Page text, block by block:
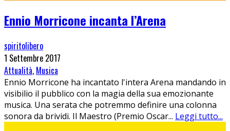
Ennio Morricone incanta l’Arena
spiritolibero
1 Settembre 2017
Attualità, Musica
Ennio Morricone ha incantato l'intera Arena mandando in
visibilio il pubblico con la magia della sua emozionante
musica. Una serata che potremmo definire una colonna
sonora da brividi. Il Maestro (Premio Oscar... Leggi tutto...